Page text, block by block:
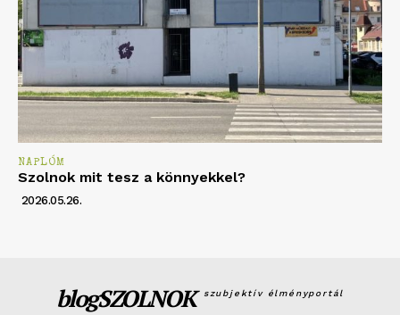
NAPLÓM
Szolnok mit tesz a könnyekkel?
2026.05.26.
blogSZOLNOK szubjektív élményportál